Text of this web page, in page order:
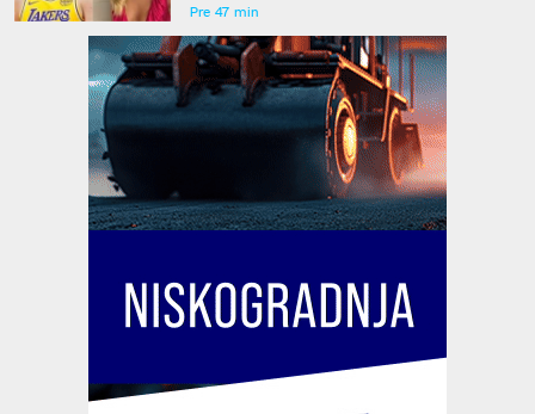
Pre 47 min